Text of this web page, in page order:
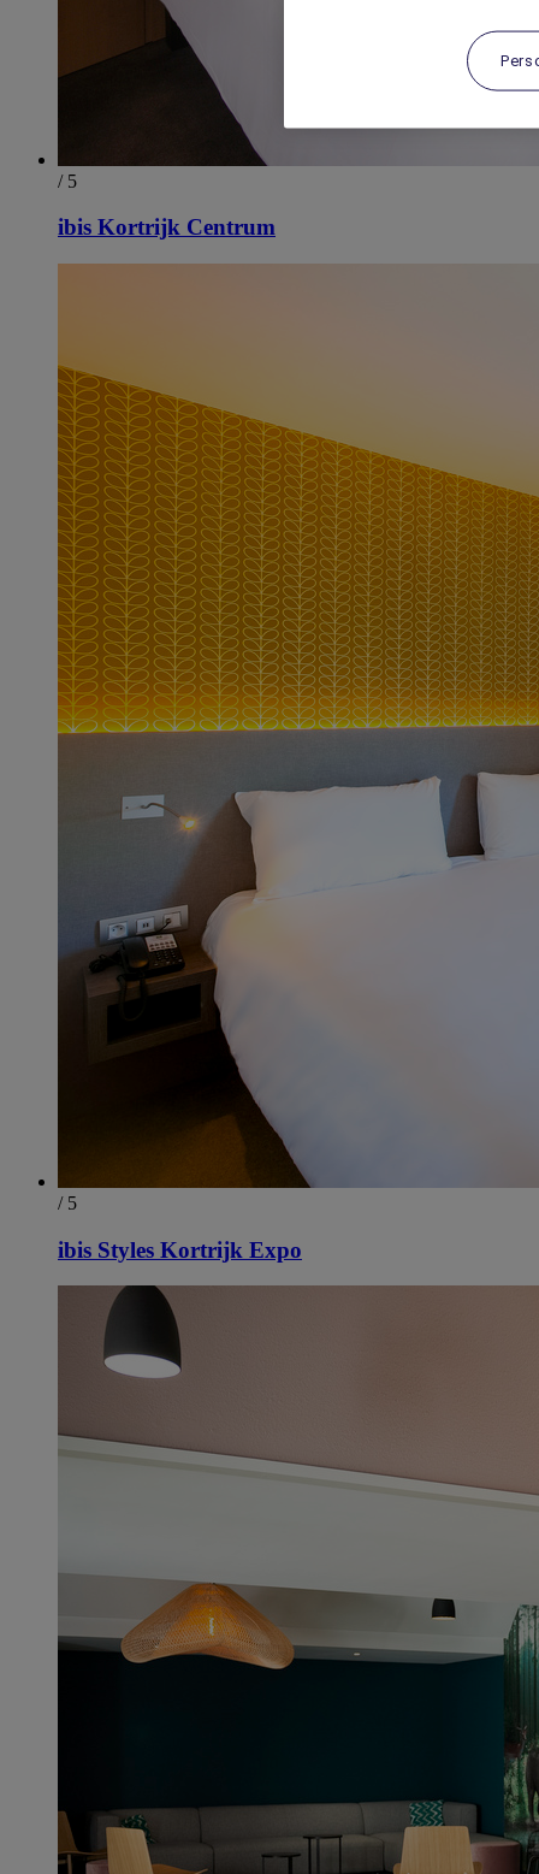
/ 5
ibis Kortrijk Centrum
/ 5
ibis Styles Kortrijk Expo